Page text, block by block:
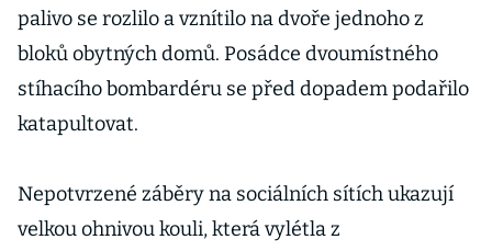
palivo se rozlilo a vznítilo na dvoře jednoho z
bloků obytných domů. Posádce dvoumístného
stíhacího bombardéru se před dopadem podařilo
katapultovat.
Nepotvrzené záběry na sociálních sítích ukazují
velkou ohnivou kouli, která vylétla z